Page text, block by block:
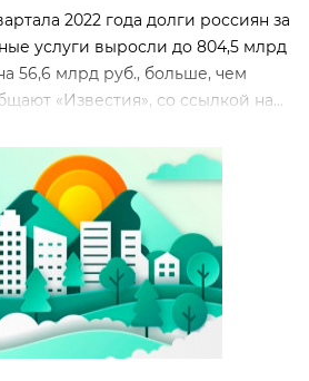
2022 года долги россиян за
услуги выросли до 804,5 млрд
56,6 млрд руб., больше, чем
«Известия», со ссылкой на...